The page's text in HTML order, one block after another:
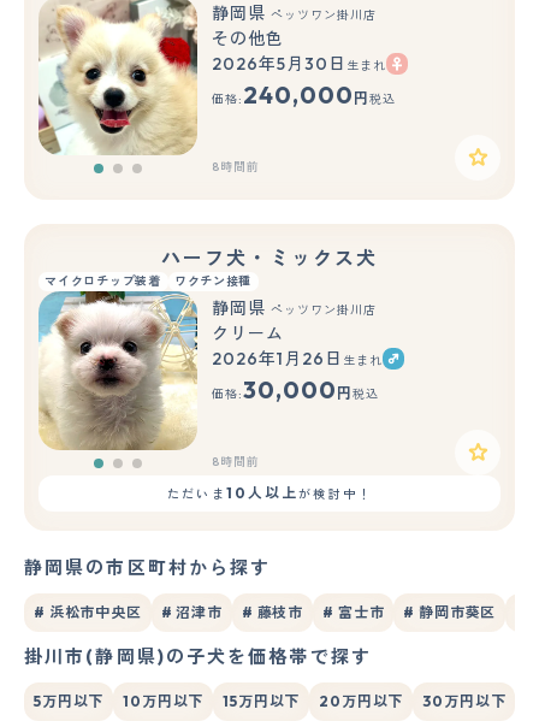
もっと見る
静岡県 ペッツワン掛川店
その他色
2026年5月30日 生まれ
価格: 240,000 円 税込
8時間前
ハーフ犬・ミックス犬
マイクロチップ装着 ワクチン接種
もっと見る
静岡県 ペッツワン掛川店
クリーム
2026年1月26日 生まれ
価格:30,000 円 税込
8時間前
ただいま 10人以上が検討中！
静岡県の市区町村から探す
# 浜松市中央区 # 沼津市 # 藤枝市 # 富士市 # 静岡市葵区
掛川市(静岡県)の子犬を価格帯で探す
5万円以下 10万円以下 15万円以下 20万円以下 30万円以下